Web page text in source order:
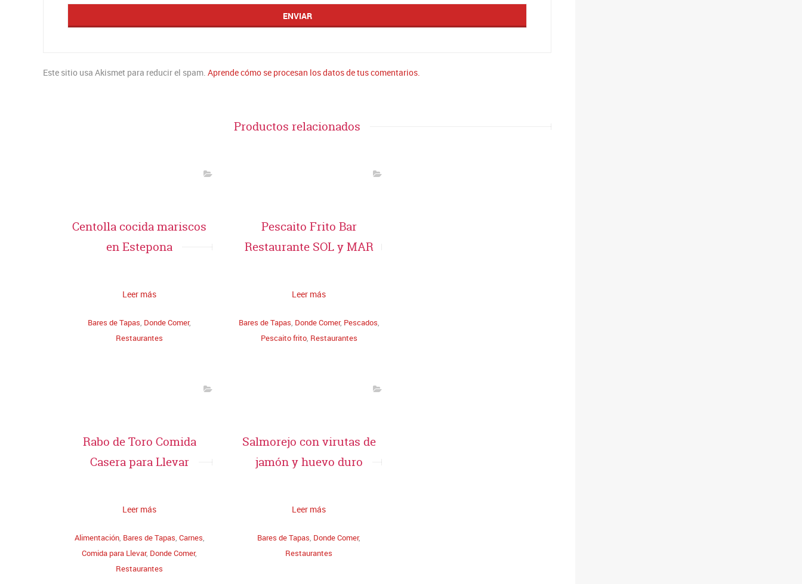
Este sitio usa Akismet para reducir el spam. Aprende cómo se procesan los datos de tus comentarios.
Productos relacionados
Centolla cocida mariscos
en Estepona
Leer más
Bares de Tapas Donde Comer,
Restaurantes
Pescaito Frito Bar
Restaurante SOL y MAR
Leer más
Bares de Tapas Donde Comer, Pescados
Pescaito frito, Restaurantes
Rabo de Toro Comida
Casera para Llevar
Leer más
Alimentación, Bares de Tapas, Carnes,
Comida para Llevar, Donde Comer,
Restaurantes
Salmorejo con virutas de
jamón y huevo duro
Leer más
Bares de Tapas, Donde Comer,
Restaurantes